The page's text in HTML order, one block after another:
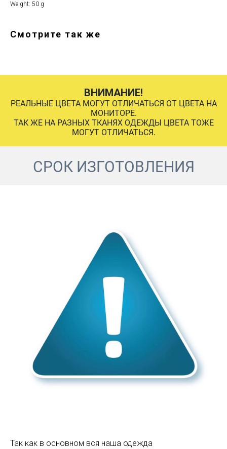
Weight: 50 g
Смотрите так же
ВНИМАНИЕ!
РЕАЛЬНЫЕ ЦВЕТА МОГУТ ОТЛИЧАТЬСЯ ОТ ЦВЕТА НА
МОНИТОРЕ.
ТАК ЖЕ НА РАЗНЫХ ТКАНЯХ ОДЕЖДЫ ЦВЕТА ТОЖЕ
МОГУТ ОТЛИЧАТЬСЯ.
СРОК ИЗГОТОВЛЕНИЯ
Так как в основном вся наша одежда